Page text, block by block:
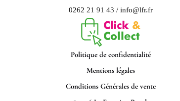
0262 21 91 43 / info@lfr.fr
Politique de confidentialité
Mentions légales
Conditions Générales de vente